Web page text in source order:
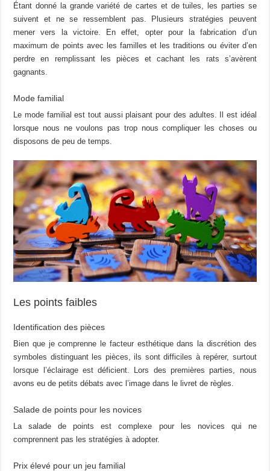
Étant donné la grande variété de cartes et de tuiles, les parties se
suivent et ne se ressemblent pas. Plusieurs stratégies peuvent
mener vers la victoire. En effet, opter pour la fabrication d’un
maximum de points avec les familles et les traditions ou éviter d’en
perdre en remplissant les pièces et cachant les rats s’avèrent
gagnants.
Mode familial
Le mode familial est tout aussi plaisant pour des adultes. Il est idéal
lorsque nous ne voulons pas trop nous compliquer les choses ou
disposons de peu de temps.
Les points faibles
Identification des pièces
Bien que je comprenne le facteur esthétique dans la discrétion des
symboles distinguant les pièces, ils sont difficiles à repérer, surtout
lorsque l’éclairage est déficient. Lors des premières parties, nous
avons eu de petits débats avec l’image dans le livret de règles.
Salade de points pour les novices
La salade de points est complexe pour les novices qui ne
comprennent pas les stratégies à adopter.
Prix élevé pour un jeu familial